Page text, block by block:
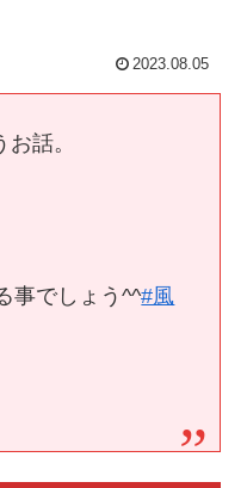
2023.08.05
話。
事でしょう^^#風